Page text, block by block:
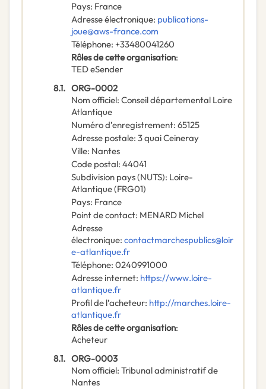
Pays: France
Adresse électronique: publications-
joue@aws-france.com
Téléphone: +33480041260
Rôles de cette organisation:
TED eSender
8.1. ORG-0002
Nom officiel: Conseil départemental Loire
Atlantique
Numéro d’enregistrement: 65125
Adresse postale: 3 quai Ceineray
Ville: Nantes
Code postal: 44041
Subdivision pays (NUTS): Loire-
Atlantique(FRG01)
Pays: France
Point de contact: MENARD Michel
Adresse
électronique: contactmarchespublics@loir
e-atlantique.fr
Téléphone: 0240991000
Adresse internet: https://www.loire-
atlantique.fr
Profil de l’acheteur: http://marches.loire-
atlantique.fr
Rôles de cette organisation:
Acheteur
8.1. ORG-0003
Nom officiel: Tribunal administratif de
Nantes